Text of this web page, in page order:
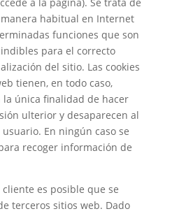
habitual en Internet
funciones que son
para el correcto
del sitio. Las cookies
tienen, en todo caso,
única finalidad de hacer
ulterior y desaparecen al
En ningún caso se
recoger información de
es posible que se
terceros sitios web. Dado